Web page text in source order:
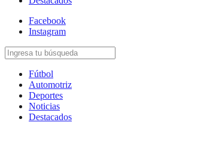
Facebook
Instagram
Fútbol
Automotriz
Deportes
Noticias
Destacados